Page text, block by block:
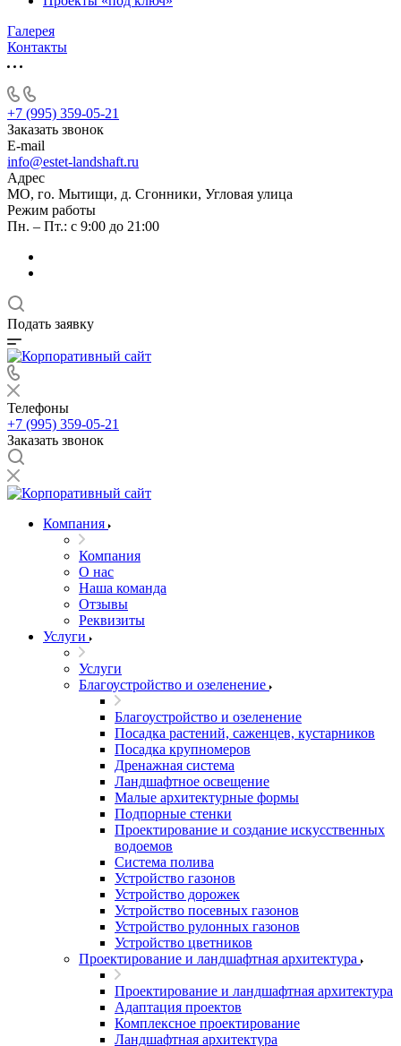
Галерея
Контакты
+7 (995) 359-05-21
Заказать звонок
E-mail
info@estet-landshaft.ru
Адрес
МО, го. Мытищи, д. Сгонники, Угловая улица
Режим работы
Пн. – Пт.: с 9:00 до 21:00
Подать заявку
Телефоны
+7 (995) 359-05-21
Заказать звонок
Компания
Компания
О нас
Наша команда
Отзывы
Реквизиты
Услуги
Услуги
Благоустройство и озеленение
Благоустройство и озеленение
Посадка растений, саженцев, кустарников
Посадка крупномеров
Дренажная система
Ландшафтное освещение
Малые архитектурные формы
Подпорные стенки
Проектирование и создание искусственных
водоемов
Система полива
Устройство газонов
Устройство дорожек
Устройство посевных газонов
Устройство рулонных газонов
Устройство цветников
Проектирование и ландшафтная архитектура
Проектирование и ландшафтная архитектура
Адаптация проектов
Комплексное проектирование
Ландшафтная архитектура